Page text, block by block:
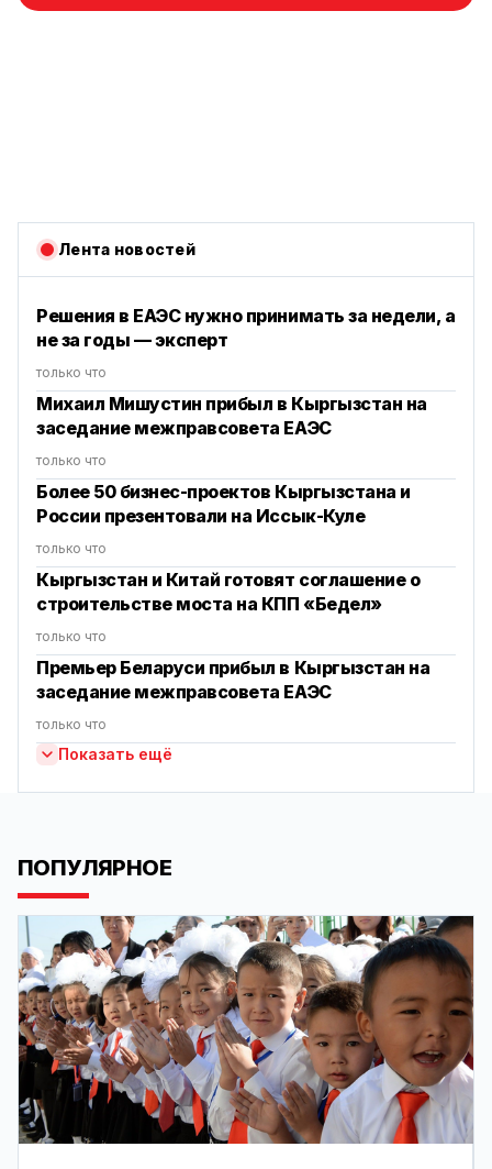
Лента новостей
Решения в ЕАЭС нужно принимать за недели, а
не за годы — эксперт
только что
Михаил Мишустин прибыл в Кыргызстан на
заседание межправсовета ЕАЭС
только что
Более 50 бизнес-проектов Кыргызстана и
России презентовали на Иссык-Куле
только что
Кыргызстан и Китай готовят соглашение о
строительстве моста на КПП «Бедел»
только что
Премьер Беларуси прибыл в Кыргызстан на
заседание межправсовета ЕАЭС
только что
Показать ещё
ПОПУЛЯРНОЕ